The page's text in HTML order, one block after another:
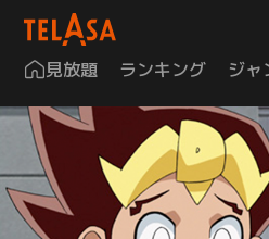
見放題 ランキング ジャ